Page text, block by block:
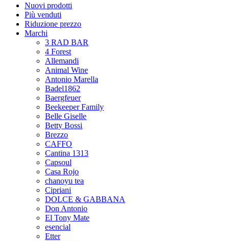
Nuovi prodotti
Più venduti
Riduzione prezzo
Marchi
3 RAD BAR
4 Forest
Allemandi
Animal Wine
Antonio Marella
Badel1862
Baergfeuer
Beekeeper Family
Belle Giselle
Betty Bossi
Brezzo
CAFFO
Cantina 1313
Capsoul
Casa Rojo
chanoyu tea
Cipriani
DOLCE & GABBANA
Don Antonio
El Tony Mate
esencial
Etter